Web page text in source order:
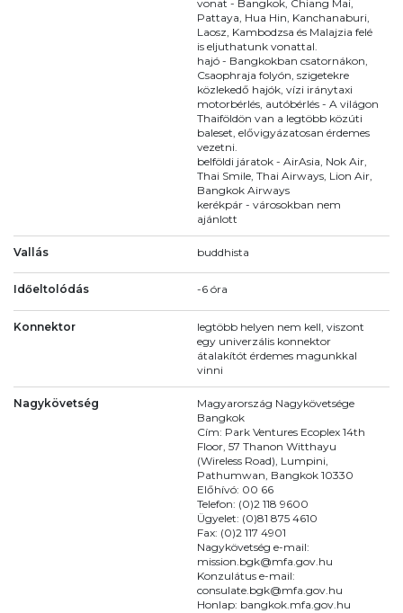
vonat - Bangkok, Chiang Mai,
Pattaya, Hua Hin, Kanchanaburi,
Laosz, Kambodzsa és Malajzia felé
is eljuthatunk vonattal.
hajó - Bangkokban csatornákon,
Csaophraja folyón, szigetekre
közlekedő hajók, vízi iránytaxi
motorbérlés, autóbérlés - A világon
Thaiföldön van a legtöbb közúti
baleset, elővigyázatosan érdemes
vezetni.
belföldi járatok - AirAsia, Nok Air,
Thai Smile, Thai Airways, Lion Air,
Bangkok Airways
kerékpár - városokban nem
ajánlott
Vallás buddhista
Időeltolódás -6 óra
Konnektor
legtöbb helyen nem kell, viszont
egy univerzális konnektor
átalakítót érdemes magunkkal
vinni
Nagykövetség
Magyarország Nagykövetsége
Bangkok
Cím: Park Ventures Ecoplex 14th
Floor, 57 Thanon Witthayu
(Wireless Road), Lumpini,
Pathumwan, Bangkok 10330
Előhívó: 00 66
Telefon: (0)2 118 9600
Ügyelet: (0)81 875 4610
Fax: (0)2 117 4901
Nagykövetség e-mail:
mission.bgk@mfa.gov.hu
Konzulátus e-mail:
consulate.bgk@mfa.gov.hu
Honlap: bangkok.mfa.gov.hu